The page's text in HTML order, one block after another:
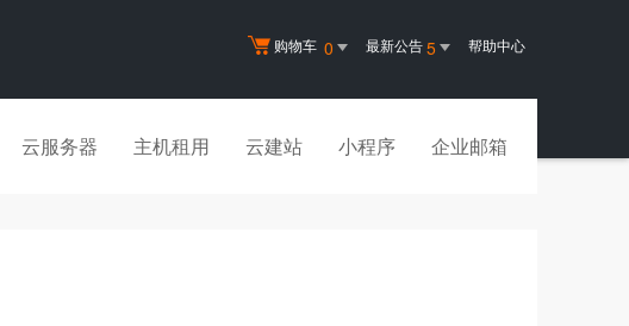
购物车 0 最新公告5 帮助中心
云服务器 主机租用 云建站 小程序 企业邮箱